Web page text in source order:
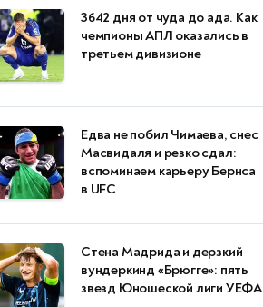
3642 дня от чуда до ада. Как
чемпионы АПЛ оказались в
третьем дивизионе
Едва не побил Чимаева, снес
Масвидаля и резко сдал:
вспоминаем карьеру Бернса
в UFC
Стена Мадрида и дерзкий
вундеркинд «Брюгге»: пять
звезд Юношеской лиги УЕФА